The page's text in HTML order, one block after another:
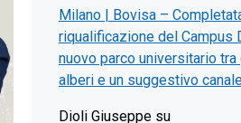
Milano | Bovisa –
riqualificazione del Campus
nuovo parco universitario tra
alberi e un suggestivo
Dioli Giuseppe su